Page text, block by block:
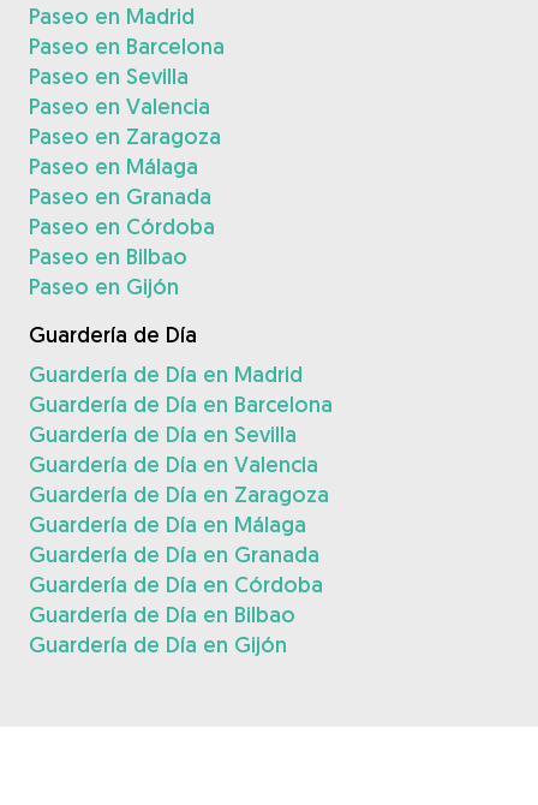
Paseo en Madrid
Paseo en Barcelona
Paseo en Sevilla
Paseo en Valencia
Paseo en Zaragoza
Paseo en Málaga
Paseo en Granada
Paseo en Córdoba
Paseo en Bilbao
Paseo en Gijón
Guardería de Día
Guardería de Día en Madrid
Guardería de Día en Barcelona
Guardería de Día en Sevilla
Guardería de Día en Valencia
Guardería de Día en Zaragoza
Guardería de Día en Málaga
Guardería de Día en Granada
Guardería de Día en Córdoba
Guardería de Día en Bilbao
Guardería de Día en Gijón